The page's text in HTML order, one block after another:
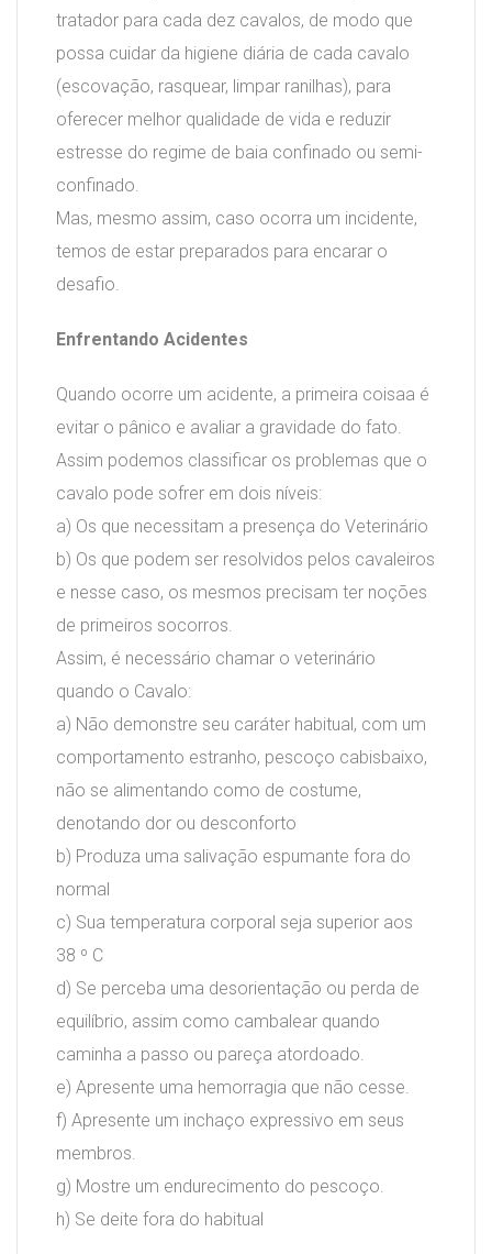
tratador para cada dez cavalos, de modo que
possa cuidar da higiene diária de cada cavalo
(escovação, rasquear, limpar ranilhas), para
oferecer melhor qualidade de vida e reduzir
estresse do regime de baia confinado ou semi-
confinado.
Mas, mesmo assim, caso ocorra um incidente,
temos de estar preparados para encarar o
desafio.
Enfrentando Acidentes
Quando ocorre um acidente, a primeira coisaa é
evitar o pânico e avaliar a gravidade do fato.
Assim podemos classificar os problemas que o
cavalo pode sofrer em dois níveis:
a) Os que necessitam a presença do Veterinário
b) Os que podem ser resolvidos pelos cavaleiros
e nesse caso, os mesmos precisam ter noções
de primeiros socorros.
Assim, é necessário chamar o veterinário
quando o Cavalo:
a) Não demonstre seu caráter habitual, com um
comportamento estranho, pescoço cabisbaixo,
não se alimentando como de costume,
denotando dor ou desconforto
b) Produza uma salivação espumante fora do
normal
c) Sua temperatura corporal seja superior aos
38 º C
d) Se perceba uma desorientação ou perda de
equilíbrio, assim como cambalear quando
caminha a passo ou pareça atordoado.
e) Apresente uma hemorragia que não cesse.
f) Apresente um inchaço expressivo em seus
membros.
g) Mostre um endurecimento do pescoço.
h) Se deite fora do habitual